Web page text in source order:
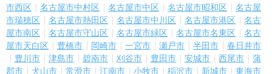
市西区
名古屋市中村区 名古屋市中区 名古屋市昭和区
名古屋
市瑞穂区
名古屋市熱田区 名古屋市中川区 名古屋市港区
名古
屋市南区
名古屋市守山区 名古屋市緑区 名古屋市名東区
名古
屋市天白区
豊橋市 岡崎市 一宮市 瀬戸市 半田市
春日井市
豊川市
津島市 碧南市 刈谷市 豊田市 安城市 西尾市
蒲
郡市
犬山市 常滑市 江南市 小牧市 稲沢市 新城市
東海市